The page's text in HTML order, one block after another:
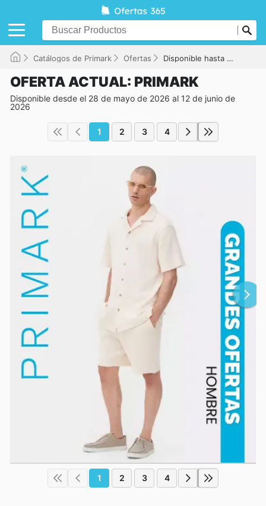
Catálogos de Primark Ofertas Disponible hasta el 12/06/2026
OFERTA ACTUAL: PRIMARK
Disponible desde el 28 de mayo de 2026 al 12 de junio de
2026
1 2 3 4
1 2 3 4